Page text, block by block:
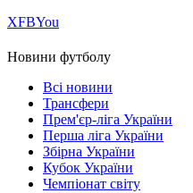
ХFBYou
Новини футболу
Всі новини
Трансфери
Прем'єр-ліга України
Перша ліга України
Збірна України
Кубок України
Чемпіонат світу